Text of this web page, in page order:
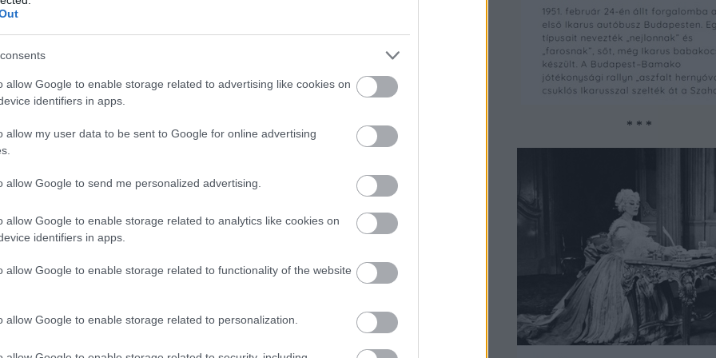
allow Google to enable storage related to advertising like cookies on
identifiers in apps.
allow my user data to be sent to Google for online advertising
allow Google to send me personalized advertising.
allow Google to enable storage related to analytics like cookies on
identifiers in apps.
allow Google to enable storage related to functionality of the website
allow Google to enable storage related to personalization.
autós újsághirdetések 4. Napi érdekes (20 kép, 18+!)
1975. A Babylift művelet keretében
Vietnamból repülőn Los Angelesbe
* * *